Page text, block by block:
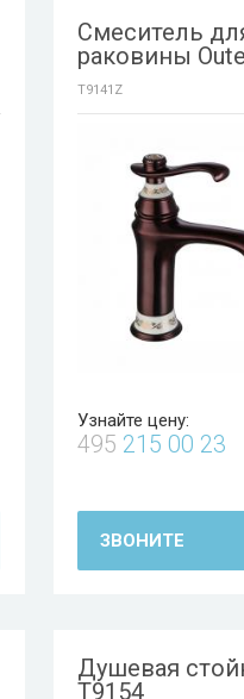
Смеситель
раковины
T9141Z
Узнайте цену:
495 215 00 23
ЗВОНИТЕ
Душевая
T9154